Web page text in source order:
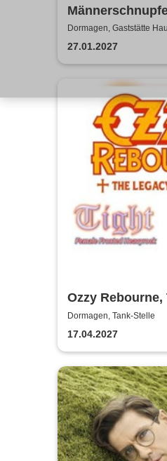
Jubiläumsshow
Dormagen, Gaststätte
27.01.2027
Ozzy Rebourne,
Cracker Jamm
Dormagen, Tank-Stelle
17.04.2027